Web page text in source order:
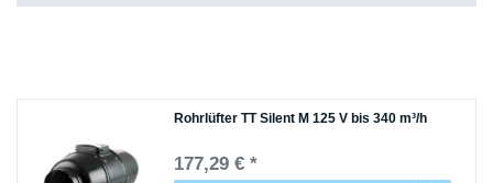
Rohrlüfter TT Silent M 125 V bis 340 m³/h
177,29 € *